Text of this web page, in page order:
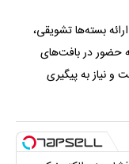
بسته‌ها تشویقی،
حضور در بافت‌های
نیاز به پیگیری